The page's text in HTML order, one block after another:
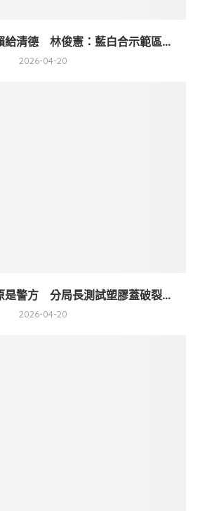
給清德 林俊憲：藍白合示範區...
2026-04-20
是警方 分局長測試塑膠蓋破裂...
2026-04-20